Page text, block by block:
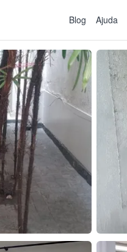
Blog Ajuda